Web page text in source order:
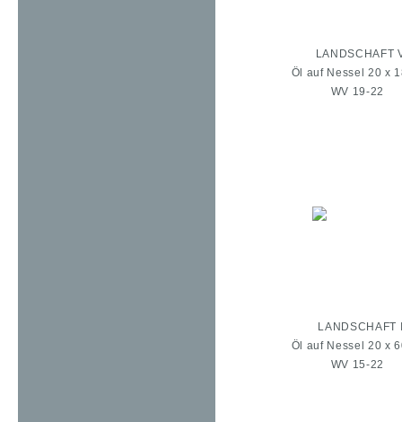
LANDSCHAFT
Öl auf Nessel 20 x
WV 19-22
LANDSCHAFT
Öl auf Nessel 20 x
WV 15-22